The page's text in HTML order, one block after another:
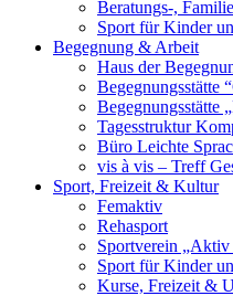
Beratungs-,
Sport für Kinder
Begegnung & Arbeit
Haus der
Begegnungsstätte
Begegnungsstätte
Tagesstruktur
Büro Leichte
vis à vis – Treff
Sport, Freizeit & Kultur
Femaktiv
Rehasport
Sportverein „Aktiv
Sport für Kinder
Kurse, Freizeit &